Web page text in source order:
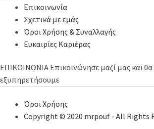
Επικοινωνία
Σχετικά με εμάς
Όροι Χρήσης & Συναλλαγής
Ευκαιρίες Καριέρας
ΕΠΙΚΟΙΝΩΝΙΑ Επικοινώνησε μαζί μας και
εξυπηρετήσουμε
Όροι Χρήσης
Copyright © 2020 mrpouf - All Rights